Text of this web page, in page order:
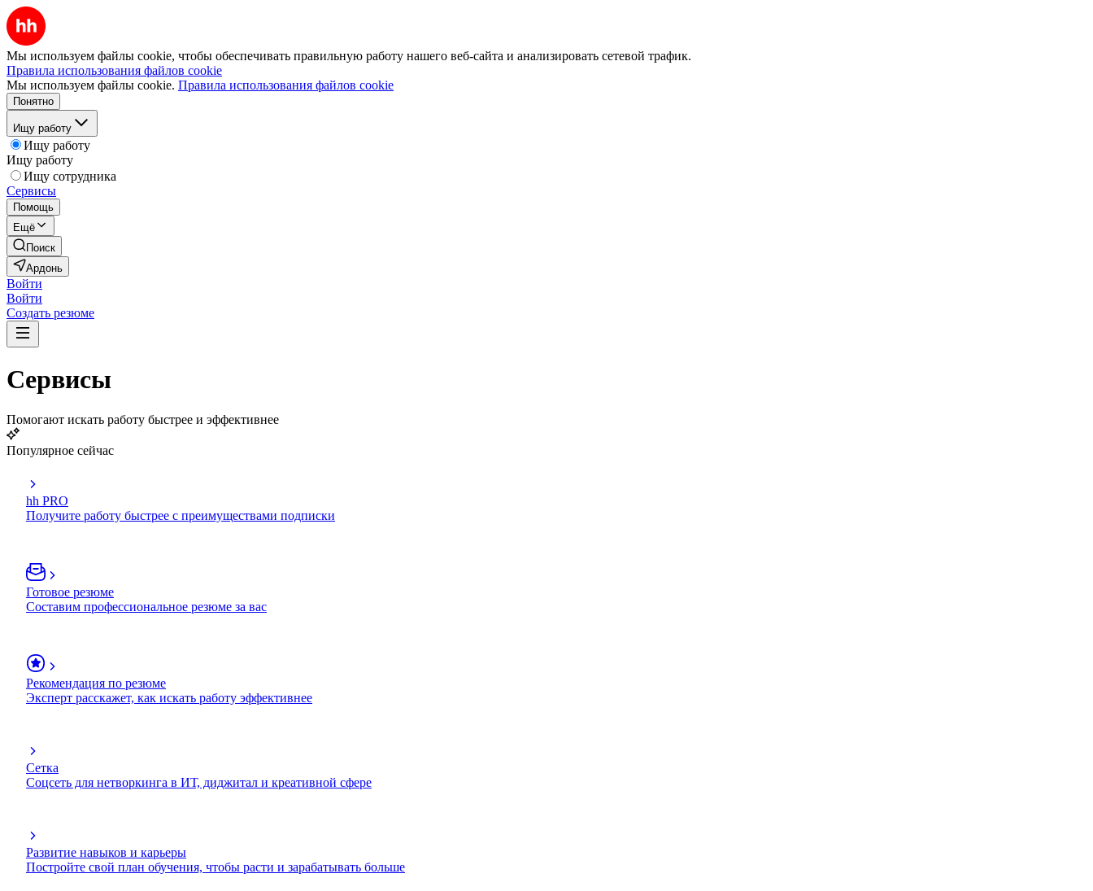
Мы используем файлы cookie, чтобы обеспечивать правильную работу нашего веб-сайта и анализировать сетевой трафик.
Правила использования файлов cookie
Мы используем файлы cookie. Правила использования файлов cookie
Понятно
Ищу работу
Ищу работу
Ищу работу
Ищу сотрудника
Сервисы
Помощь
Ещё
Поиск
Ардонь
Войти
Войти
Создать резюме
Сервисы
Помогают искать работу быстрее и эффективнее
Популярное сейчас
hh PRO
Получите работу быстрее с преимуществами подписки
Готовое резюме
Составим профессиональное резюме за вас
Рекомендация по резюме
Эксперт расскажет, как искать работу эффективнее
Сетка
Соцсеть для нетворкинга в ИТ, диджитал и креативной сфере
Развитие навыков и карьеры
Постройте свой план обучения, чтобы расти и зарабатывать больше